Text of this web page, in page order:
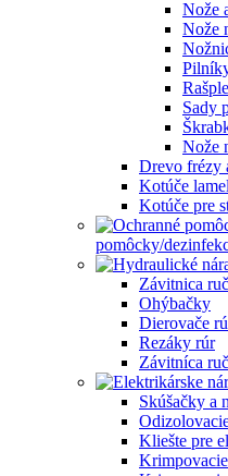
Nože
Nože
Sady
Nože
Drevo frézy
Kotúče
Kotúče pre
pomôcky/
Závitnica
Ohýbačky
Dierovače
Rezáky rúr
Závitníca
Skúšačky a
Kliešte pre